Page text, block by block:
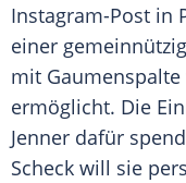
Instagram-Post in
einer
mit
ermöglicht. Die
Jenner dafür
Scheck will sie